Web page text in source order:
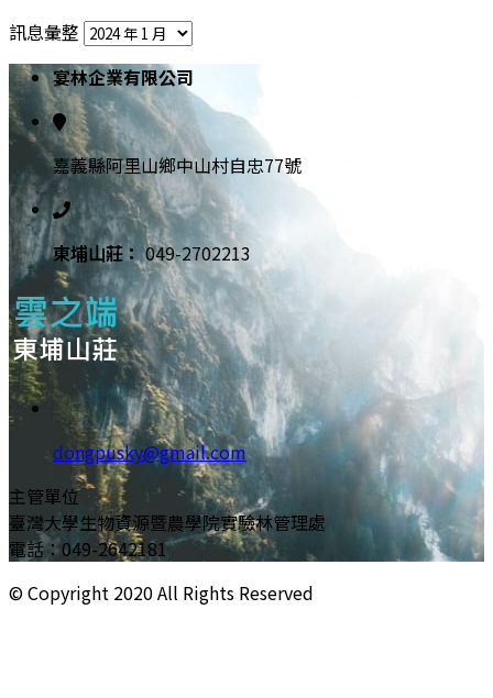
訊息彙整
宴林企業有限公司
嘉義縣阿里山鄉中山村自忠77號
東埔⼭莊：049-2702213
dongpusky@gmail.com
主管單位
臺灣大學生物資源暨農學院實驗林管理處
電話：049-2642181
© Copyright 2020All Rights Reserved